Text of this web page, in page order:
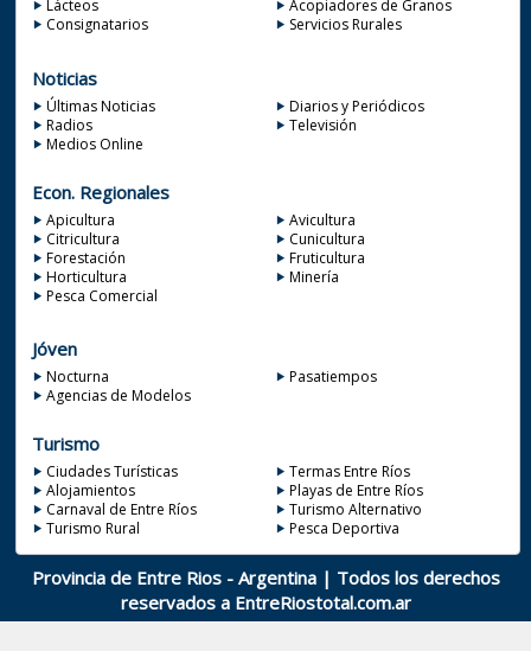
Lácteos
Acopiadores de Granos
Consignatarios
Servicios Rurales
Noticias
Últimas Noticias
Diarios y Periódicos
Radios
Televisión
Medios Online
Econ. Regionales
Apicultura
Avicultura
Citricultura
Cunicultura
Forestación
Fruticultura
Horticultura
Minería
Pesca Comercial
Jóven
Nocturna
Pasatiempos
Agencias de Modelos
Turismo
Ciudades Turísticas
Termas Entre Ríos
Alojamientos
Playas de Entre Ríos
Carnaval de Entre Ríos
Turismo Alternativo
Turismo Rural
Pesca Deportiva
Provincia de Entre Rios - Argentina | Todos los derechos
reservados a EntreRiostotal.com.ar